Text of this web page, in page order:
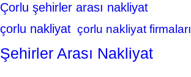
Çorlu şehirler arası nakliyat
çorlu nakliyat çorlu nakliyat firmaları
Şehirler Arası Nakliyat